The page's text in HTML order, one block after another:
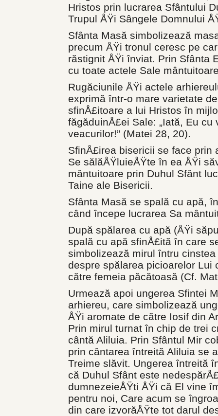
Hristos prin lucrarea Sfântului
Trupul ÅŸi Sângele Domnului
Sfânta Masă simbolizează
precum ÅŸi tronul ceresc pe
răstignit ÅŸi înviat. Prin Sfânta
cu toate actele Sale
Rugăciunile ÅŸi actele
exprimă într-o mare varietate
sfinÅ£itoare a lui Hristos în
făgăduinÅ£ei Sale: „Iată, Eu
veacurilor!” (Matei 28, 20).
SfinÅ£irea bisericii se face prin
Se sălăÅŸluieÅŸte în ea ÅŸi
mântuitoare prin Duhul Sfânt
Taine ale Bisericii.
Sfânta Masă se spală cu apă,
când începe lucrarea Sa
După spălarea cu apă (ÅŸi
spală cu apă sfinÅ£ită în care
simbolizează mirul întru
despre spălarea picioarelor Lui
către femeia păcătoasă (Cf.
Urmează apoi ungerea Sfintei
arhiereu, care simbolizează
ÅŸi aromate de către Iosif din
Prin mirul turnat în chip de trei
cântă Aliluia. Prin Sfântul Mir
prin cântarea întreită Aliluia se
Treime slăvit. Ungerea întreită
că Duhul Sfânt este
dumnezeieÅŸti ÅŸi că El vine
pentru noi, Care acum se
din care izvorăÅŸte tot darul